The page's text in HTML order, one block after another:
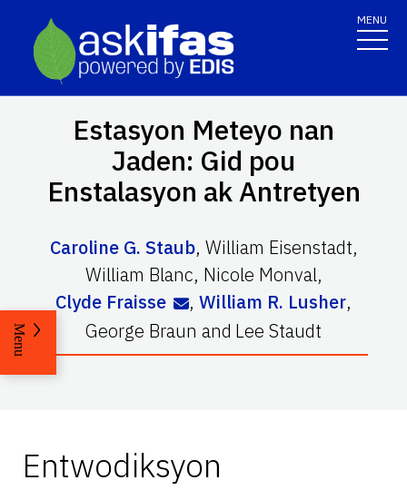
MENU
Estasyon Meteyo nan
Jaden: Gid pou
Enstalasyon ak Antretyen
Caroline G. Staub, William Eisenstadt,
William Blanc, Nicole Monval,
Clyde Fraisse
,William R. Lusher,
George Braun and Lee Staudt
Menu
Entwodiksyon